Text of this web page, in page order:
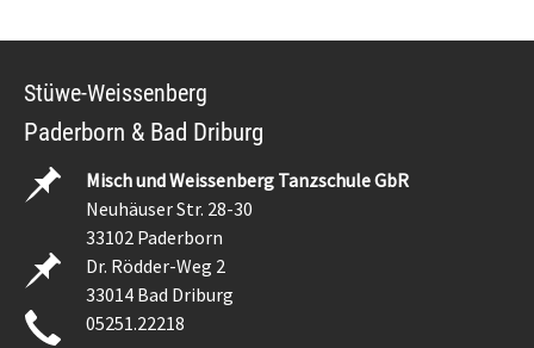
Stüwe-Weissenberg
Paderborn & Bad Driburg
Misch und Weissenberg Tanzschule GbR
Neuhäuser Str. 28-30
33102 Paderborn
Dr. Rödder-Weg 2
33014 Bad Driburg
05251.22218